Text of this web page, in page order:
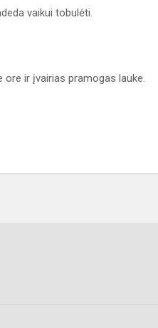
vaikui tobulėti.
ir įvairias pramogas lauke.